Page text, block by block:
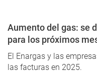
Aumento del gas: se
para los próximos
El Enargas y las
las facturas en 2025.